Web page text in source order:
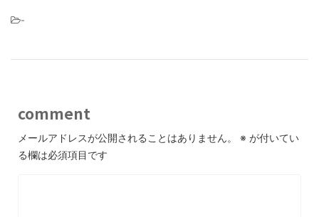
-
comment
メールアドレスが公開されることはありません。 ※ が付いてい
る欄は必須項目です